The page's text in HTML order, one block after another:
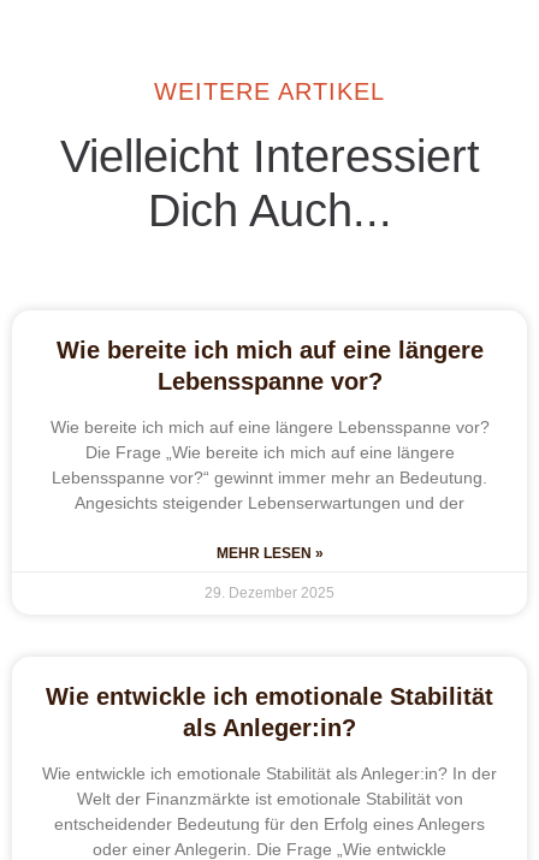
WEITERE ARTIKEL
Vielleicht Interessiert
Dich Auch...
Wie bereite ich mich auf eine längere
Lebensspanne vor?
Wie bereite ich mich auf eine längere Lebensspanne vor?
Die Frage „Wie bereite ich mich auf eine längere
Lebensspanne vor?“ gewinnt immer mehr an Bedeutung.
Angesichts steigender Lebenserwartungen und der
MEHR LESEN »
29. Dezember 2025
Wie entwickle ich emotionale Stabilität
als Anleger:in?
Wie entwickle ich emotionale Stabilität als Anleger:in? In der
Welt der Finanzmärkte ist emotionale Stabilität von
entscheidender Bedeutung für den Erfolg eines Anlegers
oder einer Anlegerin. Die Frage „Wie entwickle